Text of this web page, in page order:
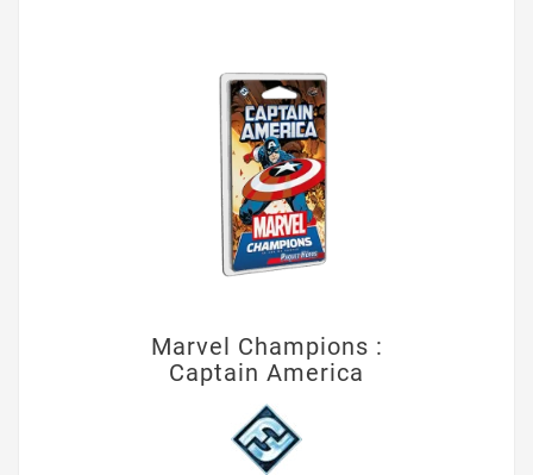
Marvel Champions :
Captain America